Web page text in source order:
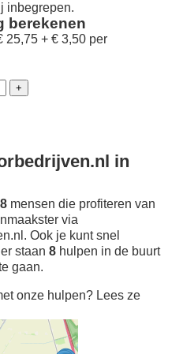
inbegrepen.
berekenen
25,75 + € 3,50 per
in
mensen die profiteren van
via
Ook je kunt snel
staan 8 hulpen in de buurt
gaan.
onze hulpen? Lees ze